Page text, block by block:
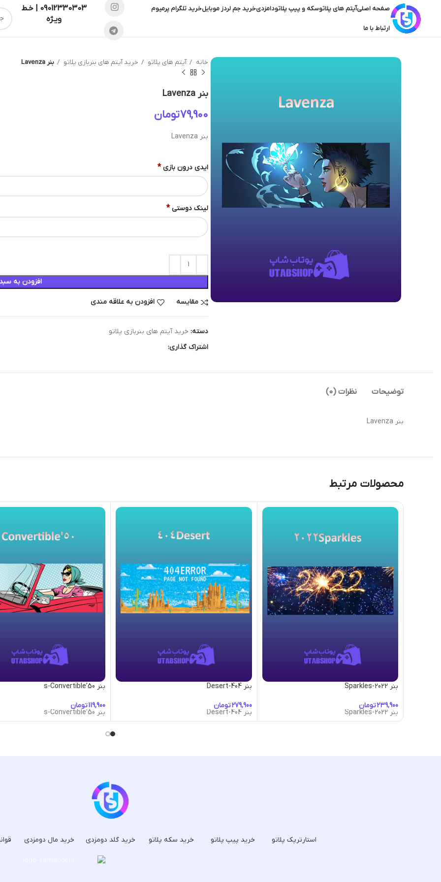
صفحه اصلیآیتم های پلاتوسکه و پیپ پلاتودامزدیخرید جم لردز موبایلخرید تلگرام پرمیوم
ارتباط با ما
09012330303 | خـط
ویـژه
خانه آیتم های پلاتو خرید آیتم های بنربازی پلاتو بنر Lavenza
بنر Lavenza
تومان
بنر Lavenza
ایدی درون بازی *
لینک دوستی *
افزودن به
مقایسه افزودن به علاقه مندی
دسته: خرید آیتم های بنربازی پلاتو
اشتراک گذاری:
توضیحات نظرات (0)
بنر Lavenza
محصولات مرتبط
بنر 2022-Sparkles
تومان
بنر 2022-Sparkles
بنر 404-Desert
تومان
بنر 404-Desert
بنر 50’s-Convertible
تومان
بنر 50's-Convertible
استارترپک پلاتو خرید پیپ پلاتو خرید سکه پلاتو خرید گلد دومزدی خرید مال دومزدی